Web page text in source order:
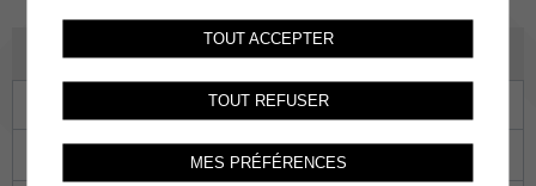
FÉVRIER 2025
Je
29 30 31
TOUT ACCEPTER
TOUT REFUSER
MES PRÉFÉRENCES